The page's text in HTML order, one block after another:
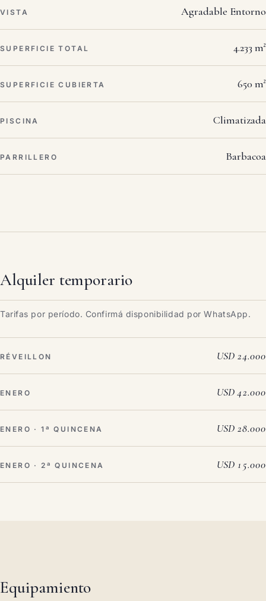
VISTA Agradable Entorno
SUPERFICIE TOTAL 4.233 m²
SUPERFICIE CUBIERTA 650 m²
PISCINA Climatizada
PARRILLERO Barbacoa
Alquiler temporario
Tarifas por período. Confirmá disponibilidad por WhatsApp.
RÉVEILLON USD 24.000
ENERO USD 42.000
ENERO · 1ª QUINCENA USD 28.000
ENERO · 2ª QUINCENA USD 15.000
Equipamiento